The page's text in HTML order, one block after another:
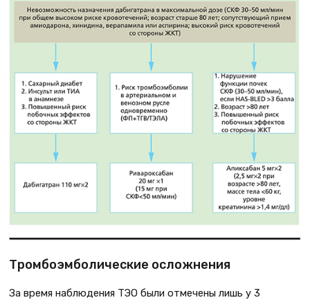
Тромбоэмболические осложнения
За время наблюдения ТЭО были отмечены лишь у 3